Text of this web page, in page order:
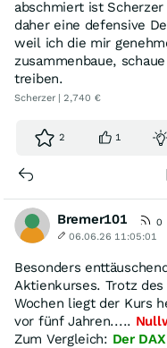
abschmiert ist
daher eine defensive
weil ich die mir
zusammenbaue,
treiben.
Scherzer | 2,740 €
2 1
Bremer101
0
06.06.26 11:05:01
Besonders
Aktienkurses. Trotz des
Wochen liegt der Kurs
vor fünf Jahren.....
Zum Vergleich: Der